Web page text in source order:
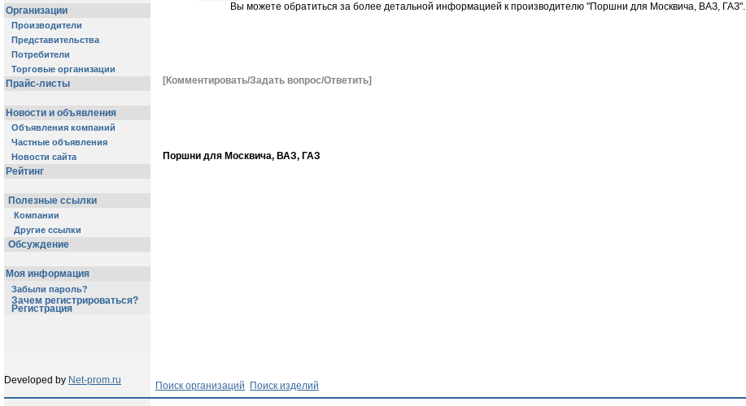
Организации
Производители
Представительства
Потребители
Торговые организации
Прайс-листы
Новости и объявления
Объявления компаний
Частные объявления
Новости сайта
Рейтинг
Полезные ссылки
Компании
Другие ссылки
Обсуждение
Моя информация
Забыли пароль?
Зачем регистрироваться?
Регистрация
Вы можете обратиться за более детальной информацией к производителю "Поршни для Москвича, ВАЗ, ГАЗ".
[Комментировать/Задать вопрос/Ответить]
Поршни для Москвича, ВАЗ, ГАЗ
Developed by Net-prom.ru Поиск организаций Поиск изделий